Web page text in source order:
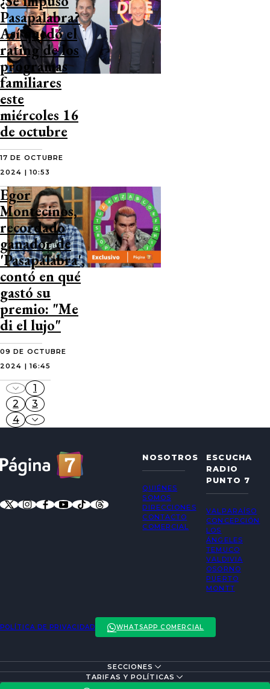
Pasapalabra?
Así quedó el
rating de los
programas
familiares
este
miércoles 16
de octubre
17 DE OCTUBRE
2024 | 10:53
Egor
Montecinos,
recordado
ganador de
'Pasapalabra',
contó en qué
gastó su
premio: "Me
di el lujo"
09 DE OCTUBRE
2024 | 16:45
1
2
3
4
NOSOTROS
QUIÉNES
SOMOS
DIRECCIONES
CONTACTO
COMERCIAL
ESCUCHA
RADIO
PUNTO 7
VALPARAÍSO
CONCEPCIÓN
LOS
ÁNGELES
TEMUCO
VALDIVIA
OSORNO
PUERTO
MONTT
POLÍTICA DE PRIVACIDAD WHATSAPP COMERCIAL
SECCIONES
ACTUALIDAD
TARIFAS Y POLÍTICAS
POLÍTICA DE PRIVACIDAD